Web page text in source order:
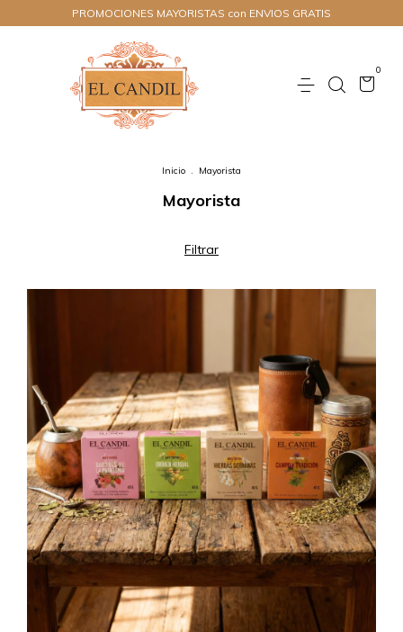
PROMOCIONES MAYORISTAS con ENVIOS GRATIS
0
Inicio . Mayorista
Mayorista
Filtrar